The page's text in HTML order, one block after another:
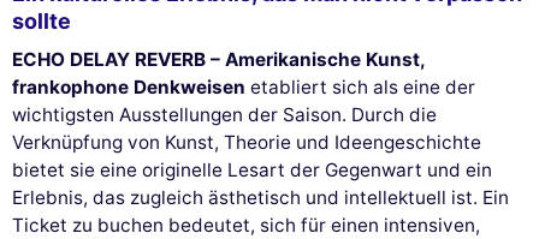
sollte
ECHO DELAY REVERB – Amerikanische Kunst,
frankophone Denkweisen etabliert sich als eine der
wichtigsten Ausstellungen der Saison. Durch die
Verknüpfung von Kunst, Theorie und Ideengeschichte
bietet sie eine originelle Lesart der Gegenwart und ein
Erlebnis, das zugleich ästhetisch und intellektuell ist. Ein
Ticket zu buchen bedeutet, sich für einen intensiven,